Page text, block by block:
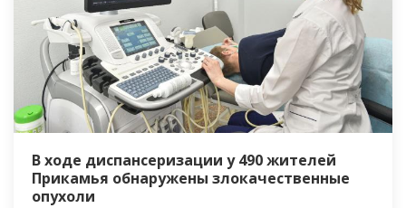
В ходе диспансеризации у 490 жителей
Прикамья обнаружены злокачественные
опухоли